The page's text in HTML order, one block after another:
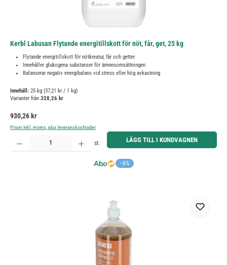
Kerbl Labusan Flytande energitillskott för nöt, får, get, 25 kg
Flytande energitillskott för nötkreatur, får och getter
Innehåller glukogena substanser för ämnesomsättningen
Balanserar negativ energibalans vid stress eller hög avkastning
Innehåll: 25 kg (37,21 kr / 1 kg)
Varianter från 328,26 kr
Ordinarie pris:
930,26 kr
Priser inkl. moms, plus leveranskostnader
−6%
Produktkvantitet: Ange önskat belopp eller använd knapparna för att öka eller minska kvantiteten.
st. LÄGG TILL I KUNDVAGNEN